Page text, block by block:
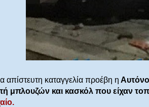
απίστευτη καταγγελία προέβη η
μπλουζών και κασκόλ που είχαν